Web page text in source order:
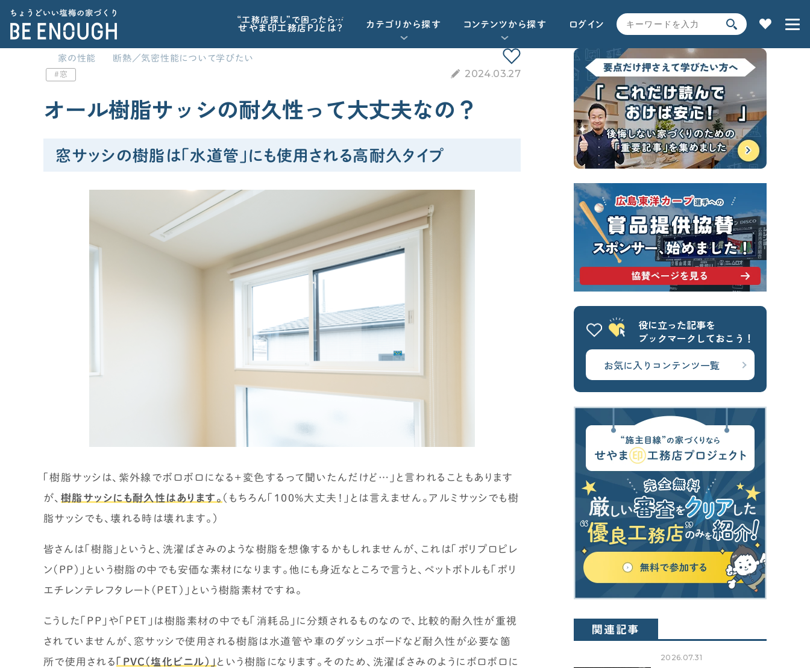
“工務店探し”で困ったら…
せやま印工務店PJとは？ カテゴリから探す
家の性能
土地探し
契約後の注意点 時事ネタ・裏話
コンテンツから探す
記事で学ぶ 動画で学ぶ Q&Aで学ぶ 用語解説で学ぶ
ログイン
CATEGORY
カテゴリから探す
家を建てるべきか？から考えたい
住宅業界の“闇”を知っておきたい
子育てに関連する情報が欲しい
予算オーバーを未然に防ぎたい
諸経費（保険など）の知識がほしい
標準仕様
土地探し
間取り
間取りの基本知識・ツボを知りたい
間取り実例（せやまどり）
契約後の注意点
仕様決め（外観/内装）の注意点を知りたい
家づくりの補助金情報を知りたい
時事ネタ・裏話
住宅業界の時事ネタ
住宅業界の裏話
SEARCH
キーワードから探す
サイト内検索
よく使われるキーワード
せやま基準 UA値 断熱基準
省エネ基準 C値 気密性能
付帯工事 換気システム エアコン
太陽光パネル 一階完結型
アルミ樹脂複合サッシ
CONTENTS
コンテンツから探す
記事で学ぶ
動画で学ぶ
Q&Aで学ぶ
用語解説で学ぶ
SUPPORT
サポート
OTHER
家の性能 断熱／気密性能について学びたい
窓 2024.03.27
オール樹脂サッシの耐久性って大丈夫なの？
窓サッシの樹脂は「水道管」にも使用される高耐久タイプ
「樹脂サッシは、紫外線でボロボロになる+変色するって聞いたんだけど…」と言われることもあります
が、 樹脂サッシにも耐久性はあります。 （もちろん「100%大丈夫！」とは言えません。アルミサッシでも樹
脂サッシでも、壊れる時は壊れます。）
皆さんは「樹脂」というと、洗濯ばさみのような樹脂を想像するかもしれませんが、これは「ポリプロピレ
ン(PP)」という樹脂の中でも安価な素材になります。他にも身近なところで言うと、ペットボトルも「ポリ
エチレンテレフタレート(PET)」という樹脂素材ですね。
こうした「PP」や「PET」は樹脂素材の中でも「消耗品」に分類されるものなので、比較的耐久性が重視
されていませんが、窓サッシで使用される樹脂は水道管や車のダッシュボードなど耐久性が必要な箇
所で使用される
「PVC(塩化ビニル)」 という樹脂になります。そのため、洗濯ばさみのようにボロボロに
役に立った記事を
ブックマークしておこう！
お気に入りコンテンツ一覧
関連記事
2026.07.31